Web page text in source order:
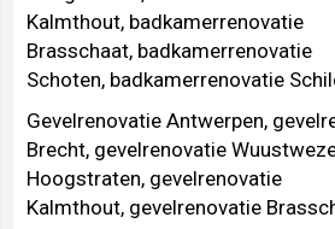
Kalmthout, badkamerrenovatie
Brasschaat, badkamerrenovatie
Schoten, badkamerrenovatie
Gevelrenovatie Antwerpen,
Brecht, gevelrenovatie
Hoogstraten, gevelrenovatie
Kalmthout, gevelrenovatie